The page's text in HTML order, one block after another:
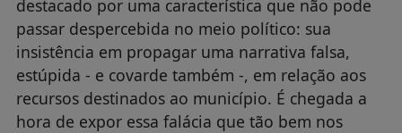
destacado por uma característica que não pode
passar despercebida no meio político: sua
insistência em propagar uma narrativa falsa,
estúpida - e covarde também -, em relação aos
recursos destinados ao município. É chegada a
hora de expor essa falácia que tão bem nos